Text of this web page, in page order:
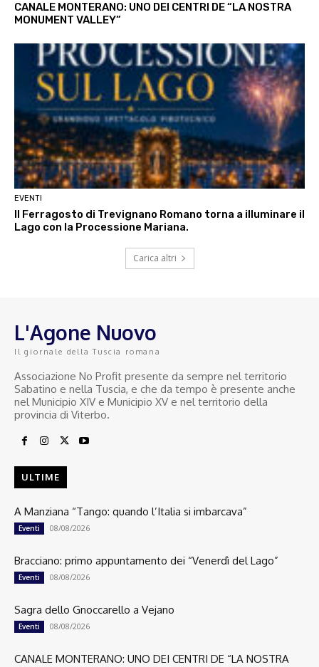
CANALE MONTERANO: UNO DEI CENTRI DE “LA NOSTRA
MONUMENT VALLEY”
EVENTI
Il Ferragosto di Trevignano Romano torna a illuminare il
Lago con la Processione Mariana.
Carica altri
L'Agone Nuovo
Il giornale della Tuscia romana
Associazione No Profit presente da sempre nel territorio
Sabatino e nella Tuscia, e che da tempo è presente anche
nel Municipio XIV e Municipio XV e nel territorio della
provincia di Viterbo.
ULTIME
A Manziana “Tango: quando l’Italia si imbarcava”
Eventi 08/08/2026
Bracciano: primo appuntamento dei “Venerdì del Lago”
Eventi 08/08/2026
Sagra dello Gnoccarello a Vejano
Eventi 08/08/2026
CANALE MONTERANO: UNO DEI CENTRI DE “LA NOSTRA